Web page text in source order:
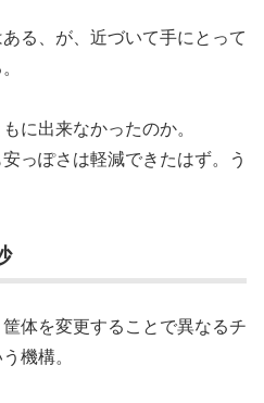
る、が、近づいて手にとって
に出来なかったのか。
っぽさは軽減できたはず。う
体を変更することで異なるチ
機構。